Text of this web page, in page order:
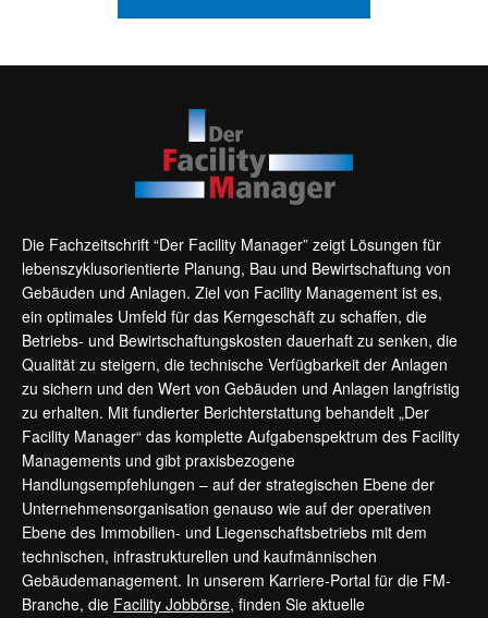
Die Fachzeitschrift “Der Facility Manager” zeigt Lösungen für
lebenszyklusorientierte Planung, Bau und Bewirtschaftung von
Gebäuden und Anlagen. Ziel von Facility Management ist es,
ein optimales Umfeld für das Kerngeschäft zu schaffen, die
Betriebs- und Bewirtschaftungskosten dauerhaft zu senken, die
Qualität zu steigern, die technische Verfügbarkeit der Anlagen
zu sichern und den Wert von Gebäuden und Anlagen langfristig
zu erhalten. Mit fundierter Berichterstattung behandelt „Der
Facility Manager“ das komplette Aufgabenspektrum des Facility
Managements und gibt praxisbezogene
Handlungsempfehlungen – auf der strategischen Ebene der
Unternehmensorganisation genauso wie auf der operativen
Ebene des Immobilien- und Liegenschaftsbetriebs mit dem
technischen, infrastrukturellen und kaufmännischen
Gebäudemanagement. In unserem Karriere-Portal für die FM-
Branche, die Facility Jobbörse, finden Sie aktuelle